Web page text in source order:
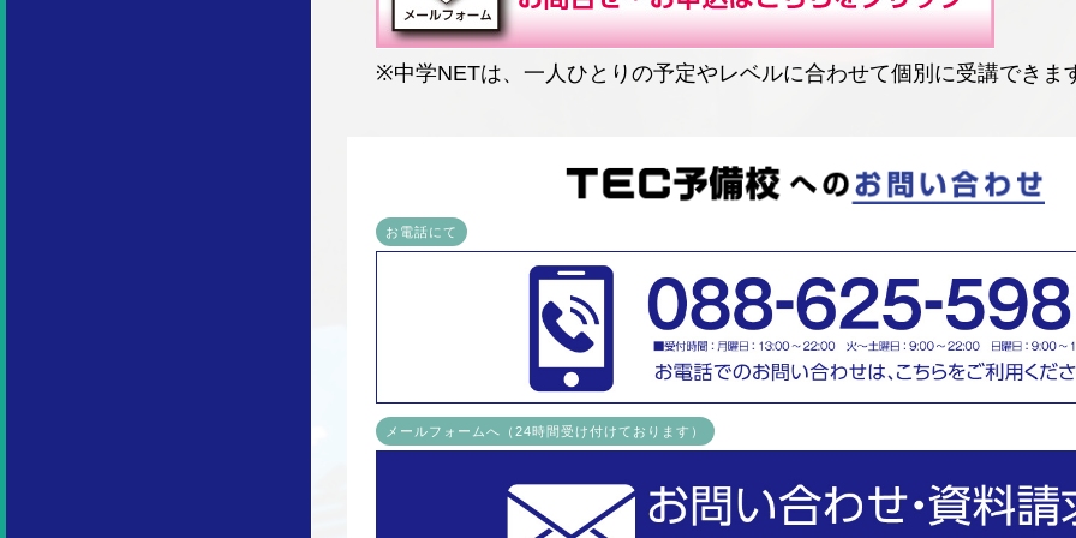
※中学NETは、一人ひとりの予定やレベルに合わせて個別に受講できま
お電話にて
メールフォームへ（24時間受け付けております）